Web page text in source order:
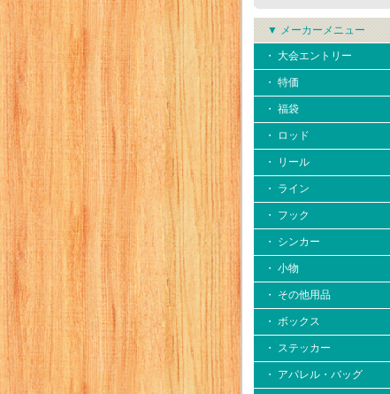
▼ メーカーメニュー
・ 大会エントリー
・ 特価
・ 福袋
・ ロッド
・ リール
・ ライン
・ フック
・ シンカー
・ 小物
・ その他用品
・ ボックス
・ ステッカー
・ アパレル・バッグ